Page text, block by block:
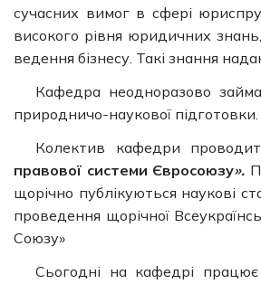
сучасних вимог в сфері
високого рівня юридичних
ведення бізнесу. Такі знання
Кафедра неодноразово
природничо-наукової підготовки.
Колектив кафедри
правової системи Євросоюзу».
щорічно публікуються наукові
проведення щорічної
Союзу»
Сьогодні на кафедрі